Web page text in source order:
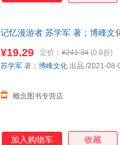
记忆漫游者 苏学军 著；博峰文
¥19.29 定价： ¥241.34 (0.8折)
概念图书专营店
苏学军 著； 博峰文化 出品 /2021-08-
加入购物车 收藏